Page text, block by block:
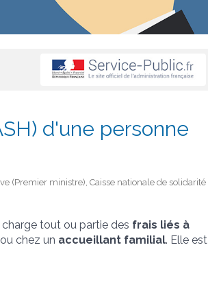
d'une personne
(Premier ministre), Caisse nationale de solidarité
tout ou partie des frais liés à
ou chez un accueillant familial. Elle est